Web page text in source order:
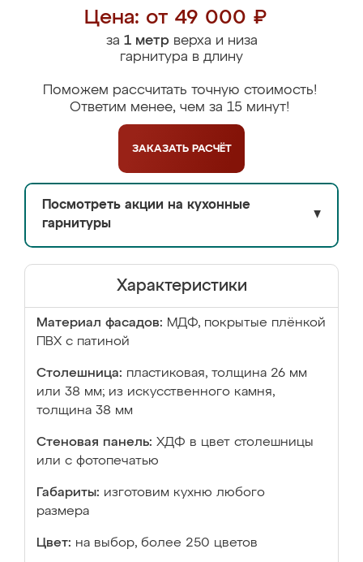
Цена: от 49 000 ₽
за 1 метрверха и низа
гарнитура в длину
Поможем рассчитать точную стоимость!
Ответим менее, чем за 15 минут!
ЗАКАЗАТЬ РАСЧЁТ
Посмотреть акции на кухонные
гарнитуры
▼
Характеристики
Материал фасадов: МДФ, покрытые плёнкой
ПВХ с патиной
Столешница: пластиковая, толщина 26 мм
или 38 мм; из искусственного камня,
толщина 38 мм
Стеновая панель: ХДФ в цвет столешницы
или с фотопечатью
Габариты: изготовим кухню любого
размера
Цвет: на выбор, более 250 цветов